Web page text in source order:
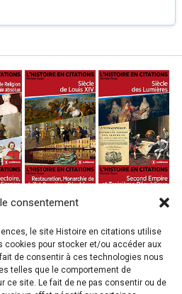
consentement
le site Histoire en citations utilise
cookies pour stocker et/ou accéder aux
de consentir à ces technologies nous
telles que le comportement de
ce site. Le fait de ne pas consentir ou de